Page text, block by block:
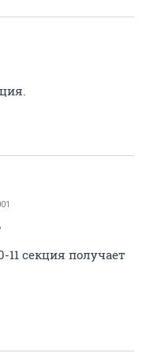
11 секция получает